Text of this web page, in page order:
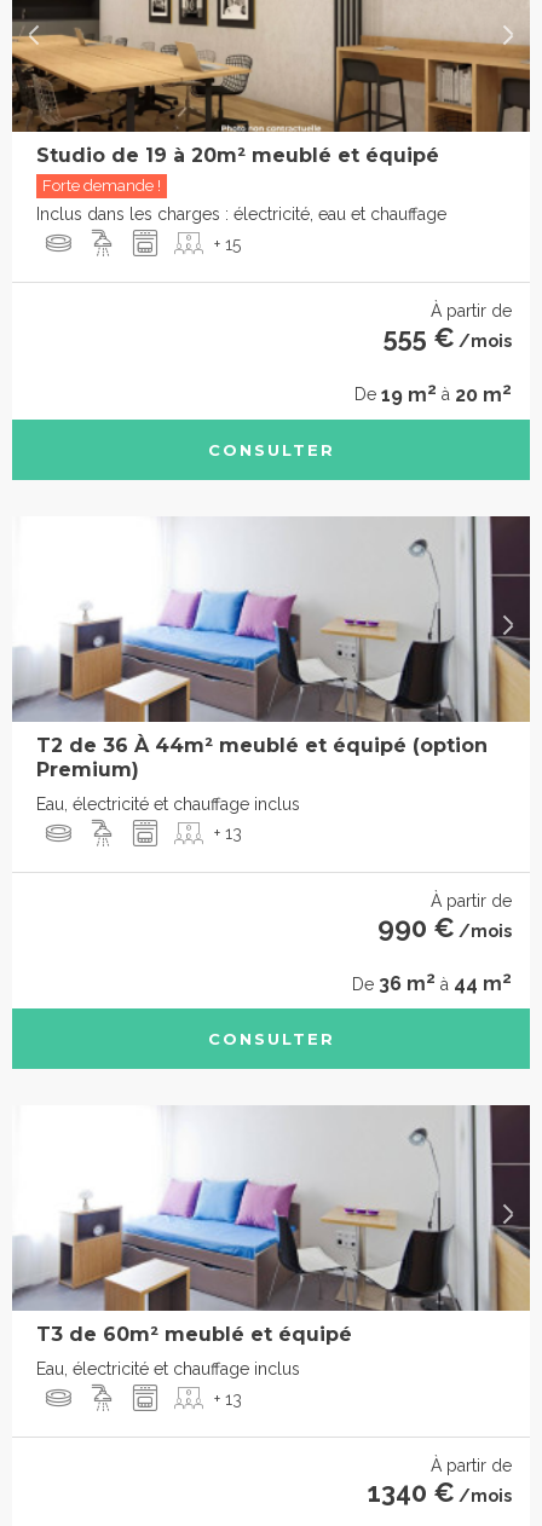
Studio de 19 à 20m² meublé et équipé
Forte demande !
Inclus dans les charges : électricité, eau et chauffage
+ 15
À partir de
555 € /mois
De 19 m2 à 20 m2
CONSULTER
T2 de 36 À 44m² meublé et équipé (option
Premium)
Eau, électricité et chauffage inclus
+ 13
À partir de
990 € /mois
De 36 m2 à 44 m2
CONSULTER
T3 de 60m² meublé et équipé
Eau, électricité et chauffage inclus
+ 13
À partir de
1340 € /mois